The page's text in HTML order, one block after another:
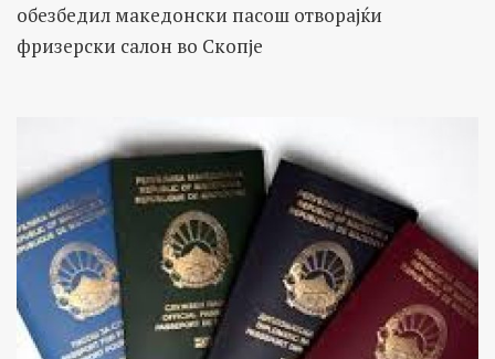
обезбедил македонски пасош отворајќи
фризерски салон во Скопје